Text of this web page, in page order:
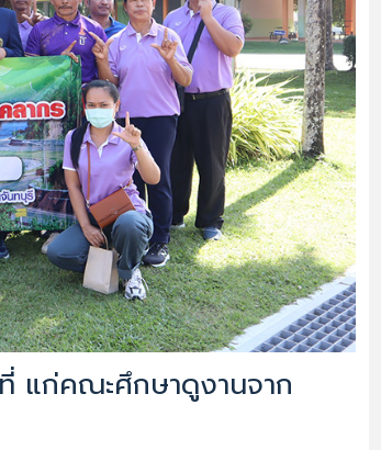
ที่ แก่คณะศึกษาดูงานจาก